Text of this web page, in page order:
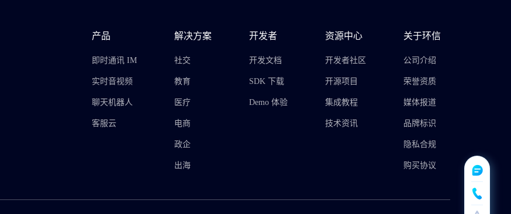
产品
即时通讯 IM
实时音视频
聊天机器人
客服云
解决方案
社交
教育
医疗
电商
政企
出海
开发者
开发文档
SDK 下载
Demo 体验
资源中心
开发者社区
开源项目
集成教程
技术资讯
关于环信
公司介绍
荣誉资质
媒体报道
品牌标识
隐私合规
购买协议